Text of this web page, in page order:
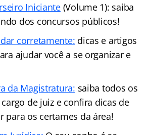
Iniciante(Volume 1): saiba
dos concursos públicos!
corretamente: dicas e artigos
ajudar você a se organizar e
da Magistratura: saiba todos os
de juiz e confira dicas de
para os certames da área!